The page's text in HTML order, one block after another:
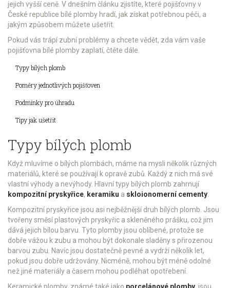
jejich vyšší ceně. V dnešním článku zjistíte, které pojišťovny v
České republice bílé plomby hradí, jak získat potřebnou péči, a
jakým způsobem můžete ušetřit.
Pokud vás trápí zubní problémy a chcete vědět, zda vám vaše
pojišťovna bílé plomby zaplatí, čtěte dále.
Typy bílých plomb
Poměry jednotlivých pojišťoven
Podmínky pro úhradu
Tipy jak ušetřit
Typy bílých plomb
Když mluvíme o bílých plombách, máme na mysli několik různých
materiálů, které se používají k opravě zubů. Každý z nich má své
vlastní výhody a nevýhody. Hlavní typy bílých plomb zahrnují
kompozitní pryskyřice, keramiku a skloionomerní cementy.
Kompozitní pryskyřice jsou asi nejběžnější druh bílých plomb. Jsou
tvořeny směsí plastových pryskyřic a skleněného prášku, což jim
dává jejich bílou barvu. Tyto plomby jsou oblíbené, protože se
dobře vážou k zubu a mohou být dokonale sladěny s přirozenou
barvou zubu. Navíc jsou dostatečně pevné a vydrží několik let,
pokud jsou dobře udržovány. Nicméně, mohou být méně odolné
než jiné materiály a časem mohou podléhat opotřebení.